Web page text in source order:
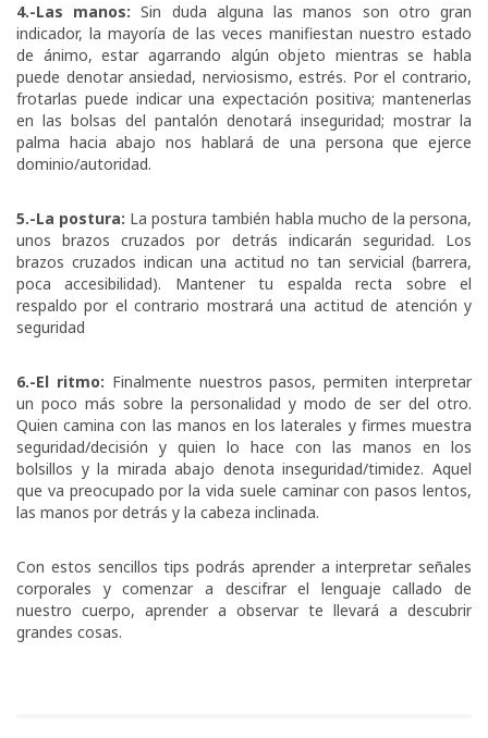
4.-Las manos: Sin duda alguna las manos son otro gran
indicador, la mayoría de las veces manifiestan nuestro estado
de ánimo, estar agarrando algún objeto mientras se habla
puede denotar ansiedad, nerviosismo, estrés. Por el contrario,
frotarlas puede indicar una expectación positiva; mantenerlas
en las bolsas del pantalón denotará inseguridad; mostrar la
palma hacia abajo nos hablará de una persona que ejerce
dominio/autoridad.
5.-La postura: La postura también habla mucho de la persona,
unos brazos cruzados por detrás indicarán seguridad. Los
brazos cruzados indican una actitud no tan servicial (barrera,
poca accesibilidad). Mantener tu espalda recta sobre el
respaldo por el contrario mostrará una actitud de atención y
seguridad
6.-El ritmo: Finalmente nuestros pasos, permiten interpretar
un poco más sobre la personalidad y modo de ser del otro.
Quien camina con las manos en los laterales y firmes muestra
seguridad/decisión y quien lo hace con las manos en los
bolsillos y la mirada abajo denota inseguridad/timidez. Aquel
que va preocupado por la vida suele caminar con pasos lentos,
las manos por detrás y la cabeza inclinada.
Con estos sencillos tips podrás aprender a interpretar señales
corporales y comenzar a descifrar el lenguaje callado de
nuestro cuerpo, aprender a observar te llevará a descubrir
grandes cosas.